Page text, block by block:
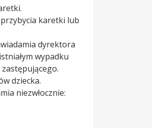
karetki lub
dyrektora
wypadku
dziecka.
niezwłocznie: